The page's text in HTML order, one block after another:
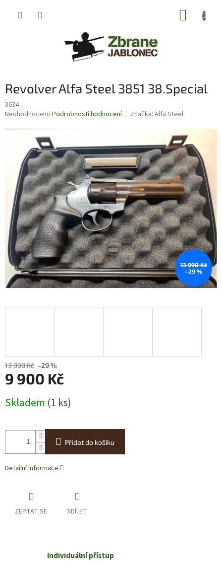
Revolver Alfa Steel 3851 38.Special
3634
Průměrné
produktu
hvězdiček.
Neohodnoceno Podrobnosti hodnocení Značka: Alfa Steel
13 990 Kč
–29 %
13 990 Kč –29 %
9 900 Kč
cena:
Skladem (1 ks)
Přidat do košíku
Detailní informace
ZEPTAT SE SDÍLET
Individuální přístup